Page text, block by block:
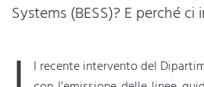
Systems (BESS)? E perché ci
l recente intervento del